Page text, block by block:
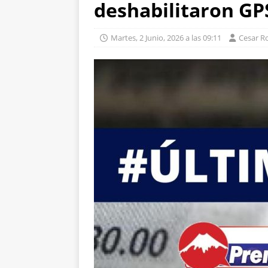
deshabilitaron
Martes, 2 Junio, 2026 a las 09:11 Cesar